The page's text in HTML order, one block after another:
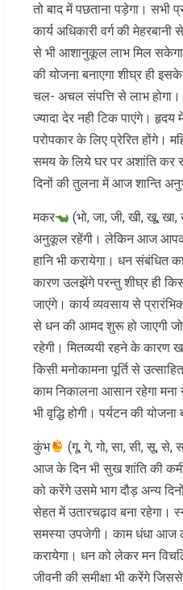
तो बाद में पछताना पड़ेगा। सभी
कार्य अधिकारी वर्ग की मेहरबानी
से भी आशानुकूल लाभ मिल
की योजना बनाएगा शीघ्र ही
चल- अचल संपत्ति से लाभ
ज्यादा देर नही टिक पाएंगे।
परोपकार के लिए प्रेरित होंगे।
समय के लिये घर पर अशांति कर
दिनों की तुलना में आज शान्ति
मकर
(भो, जा, जी, खी, खू, खा,
अनुकूल रहेंगी। लेकिन आज
हानि भी करायेगा। धन संबंधित
कारण उलझेंगे परन्तु शीघ्र ही
जाएंगे। कार्य व्यवसाय से
से धन की आमद शुरू हो जाएगी
रहेगी। मितव्ययी रहने के कारण
किसी मनोकामना पूर्ति से
काम निकालना आसान रहेगा
भी वृद्धि होगी। पर्यटन की योजना
कुंभ
(गू, गे, गो, सा, सी, सू, से,
आज के दिन भी सुख शांति की
को करेंगे उसमे भाग दौड़ अन्य
सेहत में उतारचढ़ाव बना रहेगा।
समस्या उपजेगी। काम धंधा आज
करायेगा। धन को लेकर मन
जीवनी की समीक्षा भी करेंगे